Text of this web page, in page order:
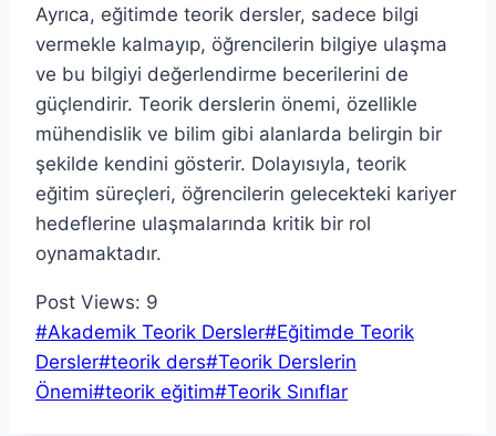
Ayrıca, eğitimde teorik dersler, sadece bilgi
vermekle kalmayıp, öğrencilerin bilgiye ulaşma
ve bu bilgiyi değerlendirme becerilerini de
güçlendirir. Teorik derslerin önemi, özellikle
mühendislik ve bilim gibi alanlarda belirgin bir
şekilde kendini gösterir. Dolayısıyla, teorik
eğitim süreçleri, öğrencilerin gelecekteki kariyer
hedeflerine ulaşmalarında kritik bir rol
oynamaktadır.
Post Views: 9
Post
Tags:
#Akademik Teorik Dersler#Eğitimde Teorik
Dersler#teorik ders#Teorik Derslerin
Önemi#teorik eğitim#Teorik Sınıflar